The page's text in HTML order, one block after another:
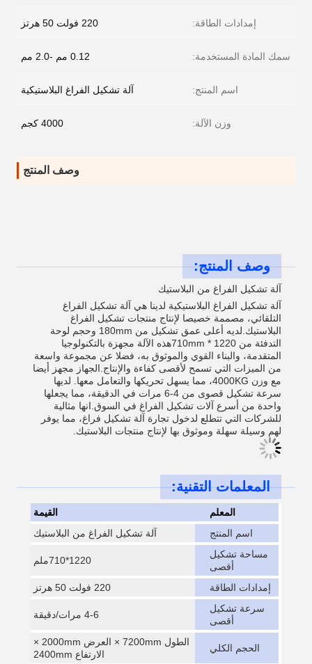
إمدادات الطاقة: 220 فولت 50 هرتز
سمك المادة المستخدمة: 0.12 مم -2.0 مم
اسم المنتج: آلة تشكيل الفراغ البلاستيكية
وزن الآلة: 4000 كجم
وصف المنتج
وصف المنتج:
آلة تشكيل الفراغ من البلاستيك
آلة تشكيل الفراغ البلاستيكية لدينا هي آلة تشكيل الفراغ
التلقائي، مصممة خصيصا لإنتاج منتجات تشكيل الفراغ
البلاستيك.لديه أعلى عمق تشكيل من 180mm وحجم لوحة
التدفئة من 1220 * 710mmهذه الآلة مجهزة بالتكنولوجيا
المتقدمة، والبناء القوي والموثوق به، فضلا عن مجموعة واسعة
من الميزات التي تسمح لأقصى كفاءة والإنتاج.الجهاز مجهز أيضا
مع وزن 4000KG، مما يسهل تحريكها والتعامل معها. لديها
سرعة تشكيل قصوى من 4-6 مرات في الدقيقة، مما يجعلها
واحدة من أسرع آلات تشكيل الفراغ في السوق.انها مثالية
للشركات التي تتطلع لدخول تجارة آلة تشكيل فراغ، مما يوفر
لهم وسيلة سهلة وموثوق بها لإنتاج منتجات البلاستيك.
المعلمات التقنية:
المعلم
القيمة
اسم المنتج
آلة تشكيل الفراغ من البلاستيك
مساحة تشكيل
أقصى
1220*710ملم
إمدادات الطاقة
220 فولت 50 هرتز
سرعة تشكيل
أقصى
4-6 مرات/دقيقة
الحجم الكلي
الطول 7200mm × العرض 2000mm ×
الارتفاع 2400mm